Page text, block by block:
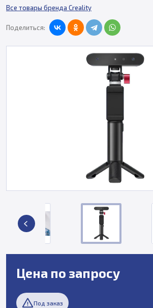
Все товары бренда Creality
Поделиться:
Цена по запросу
Под заказ